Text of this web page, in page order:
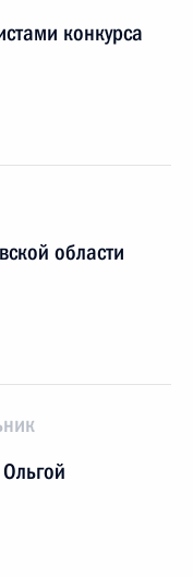
конкурса
области